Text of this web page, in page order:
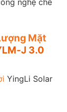
Mặt
J 3.0
YingLi Solar